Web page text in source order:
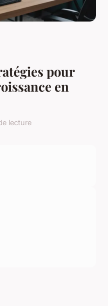
pour
en
lecture